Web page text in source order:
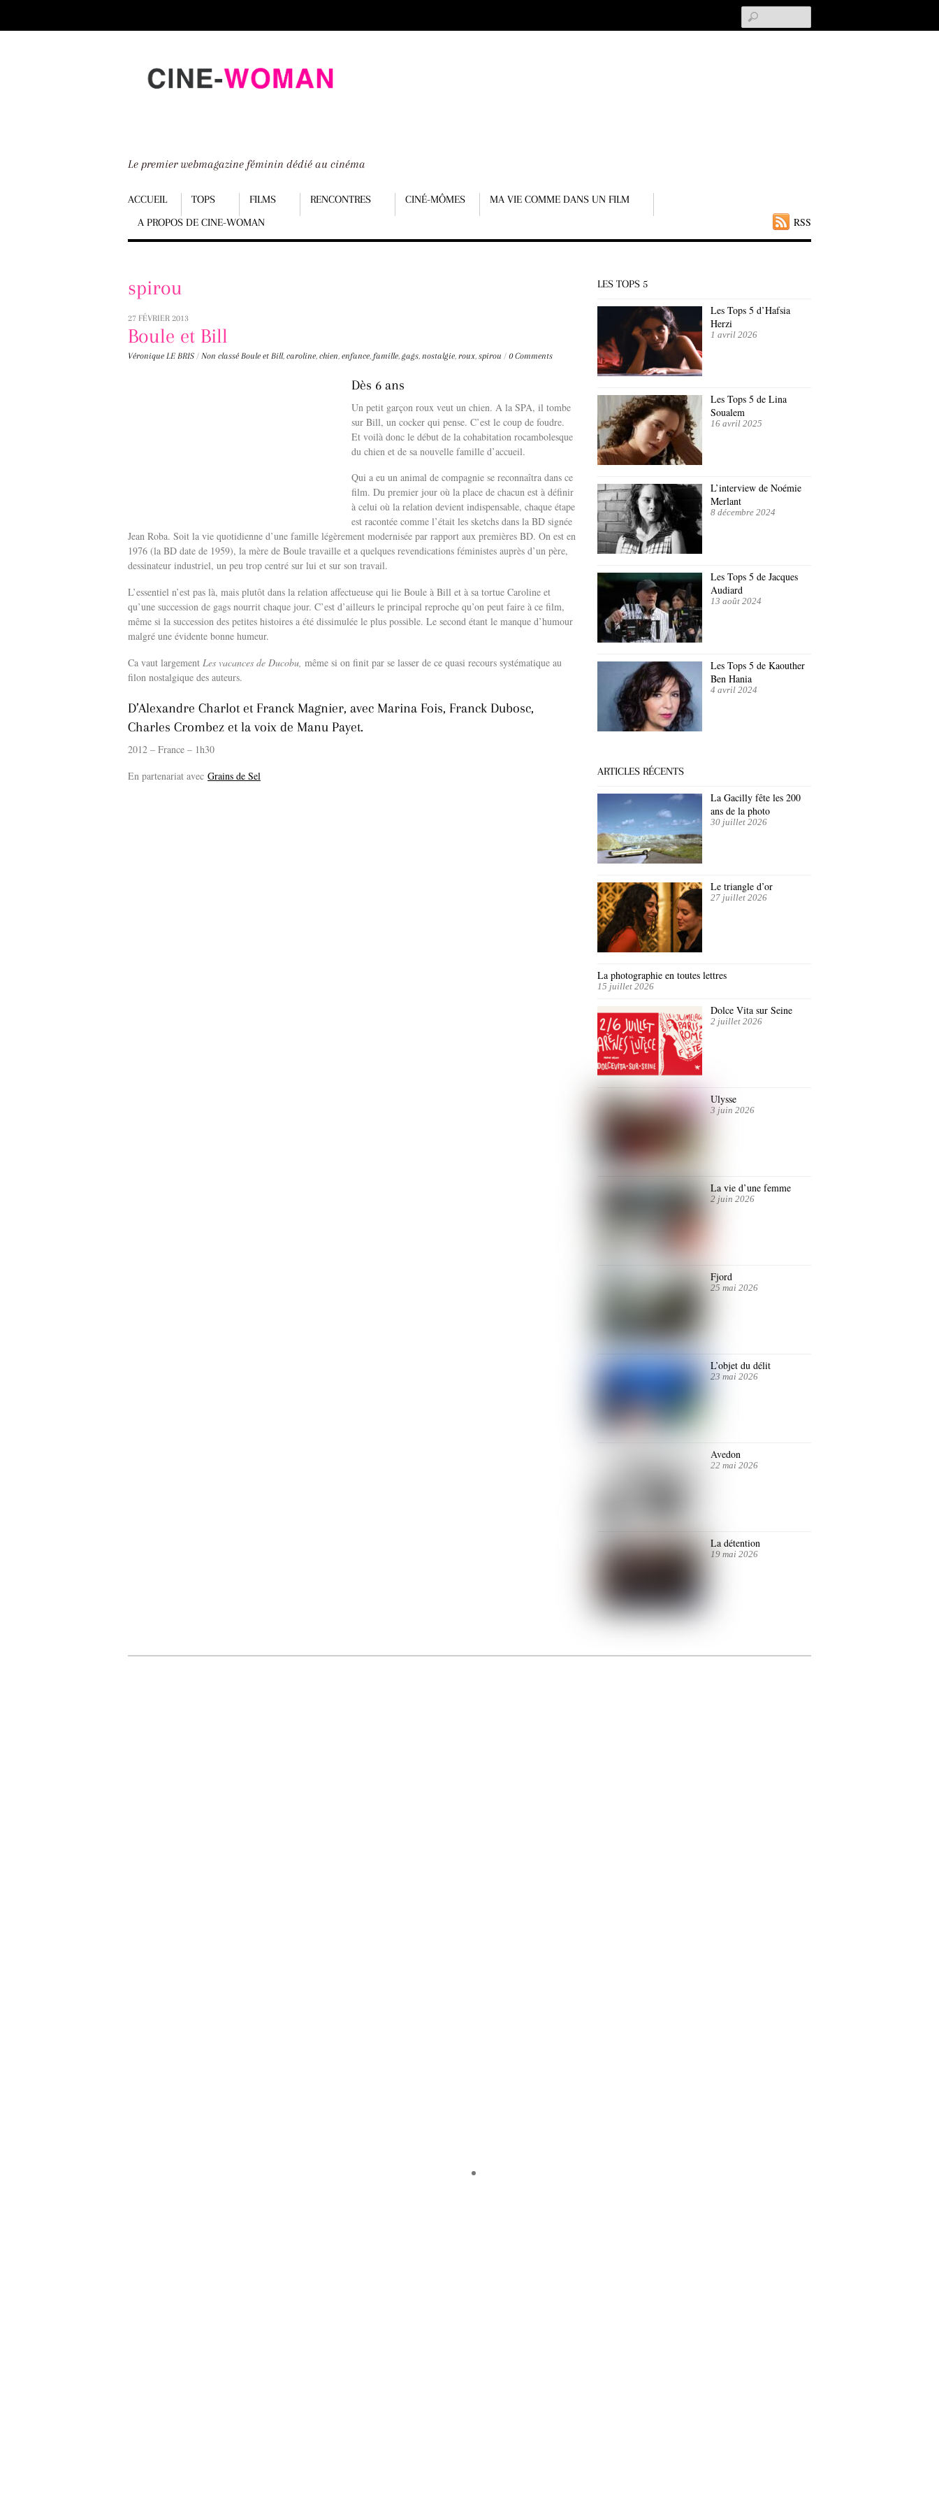
down
Le premier webmagazine féminin dédié au cinéma
RSS
Menu
ACCUEIL TOPS FILMS RENCONTRES CINÉ-MÔMES
MA VIE COMME DANS UN FILM
A PROPOS DE CINE-WOMAN
Scroll
content
spirou
27 FÉVRIER 2013
Boule et Bill
Véronique LE BRIS / Non classé Boule et Bill, caroline, chien, enfance, famille, gags, nostalgie, roux, spirou / 0 Comments
Dès 6 ans
Un petit garçon roux veut un chien. A la SPA, il tombe
sur Bill, un cocker qui pense. C’est le coup de foudre.
Et voilà donc le début de la cohabitation rocambolesque
du chien et de sa nouvelle famille d’accueil.
Qui a eu un animal de compagnie se reconnaîtra dans ce
film. Du premier jour où la place de chacun est à définir
à celui où la relation devient indispensable, chaque étape
est racontée comme l’était les sketchs dans la BD signée
Jean Roba. Soit la vie quotidienne d’une famille légèrement modernisée par rapport aux premières BD. On est en
1976 (la BD date de 1959), la mère de Boule travaille et a quelques revendications féministes auprès d’un père,
dessinateur industriel, un peu trop centré sur lui et sur son travail.
L’essentiel n’est pas là, mais plutôt dans la relation affectueuse qui lie Boule à Bill et à sa tortue Caroline et
qu’une succession de gags nourrit chaque jour. C’est d’ailleurs le principal reproche qu’on peut faire à ce film,
même si la succession des petites histoires a été dissimulée le plus possible. Le second étant le manque d’humour
malgré une évidente bonne humeur.
Ca vaut largement Les vacances de Ducobu, même si on finit par se lasser de ce quasi recours systématique au
filon nostalgique des auteurs.
D’Alexandre Charlot et Franck Magnier, avec Marina Fois, Franck Dubosc,
Charles Crombez et la voix de Manu Payet.
2012 – France – 1h30
En partenariat avec Grains de Sel
LES TOPS 5
Les Tops 5 d’Hafsia
Herzi
1 avril 2026
Les Tops 5 de Lina
Soualem
16 avril 2025
L’interview de Noémie
Merlant
8 décembre 2024
Les Tops 5 de Jacques
Audiard
13 août 2024
Les Tops 5 de Kaouther
Ben Hania
4 avril 2024
ARTICLES RÉCENTS
La Gacilly fête les 200
ans de la photo
30 juillet 2026
Le triangle d’or
27 juillet 2026
La photographie en toutes lettres
15 juillet 2026
Dolce Vita sur Seine
2 juillet 2026
Ulysse
3 juin 2026
La vie d’une femme
2 juin 2026
Fjord
25 mai 2026
L’objet du délit
23 mai 2026
Avedon
22 mai 2026
La détention
19 mai 2026